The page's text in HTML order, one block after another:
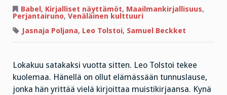
Tolstoin
terveiset
Babel , Kirjalliset näyttämöt, Maailmankirjallisuus,
Perjantairuno, Venäläinen kulttuuri
Jasnaja Poljana, Leo Tolstoi, Samuel Beckket
Lokakuu satakaksi vuotta sitten. Leo Tolstoi tekee
kuolemaa. Hänellä on ollut elämässään tunnuslause,
jonka hän yrittää vielä kirjoittaa muistikirjaansa. Kynä